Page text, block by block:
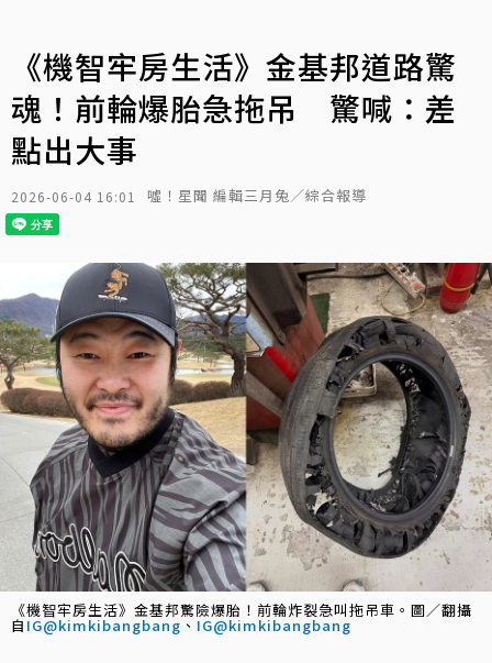
《機智牢房生活》金基邦道路驚
魂！前輪爆胎急拖吊 驚喊：差
點出大事
2026-06-04 16:01 噓！星聞 編輯三月兔／綜合報導
《機智牢房生活》金基邦驚險爆胎！前輪炸裂急叫拖吊車。圖／翻攝
自 IG@kimkibangbang 、 IG@kimkibangbang